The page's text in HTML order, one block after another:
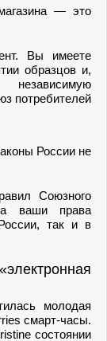
— это
Вы имеете
образцов и,
потребителей
России не
Союзного
ваши права
так и в
молодая
смарт-часы.
состоянии